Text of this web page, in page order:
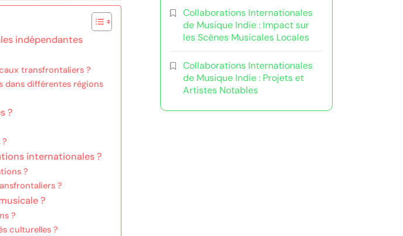
indépendantes
transfrontaliers ?
dans différentes régions
?
internationales ?
?
?
?
?
culturelles ?
Collaborations Internationales
de Musique Indie : Impact sur
les Scènes Musicales Locales
Collaborations Internationales
de Musique Indie : Projets et
Artistes Notables